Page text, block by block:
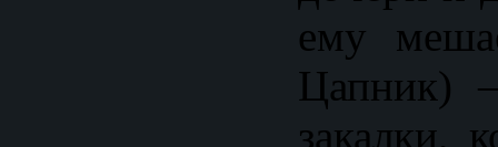
ему
Цапник)
закалки,